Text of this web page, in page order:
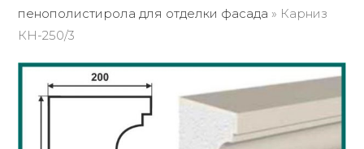
пенополистирола для отделки фасада » Карниз
КН-250/3